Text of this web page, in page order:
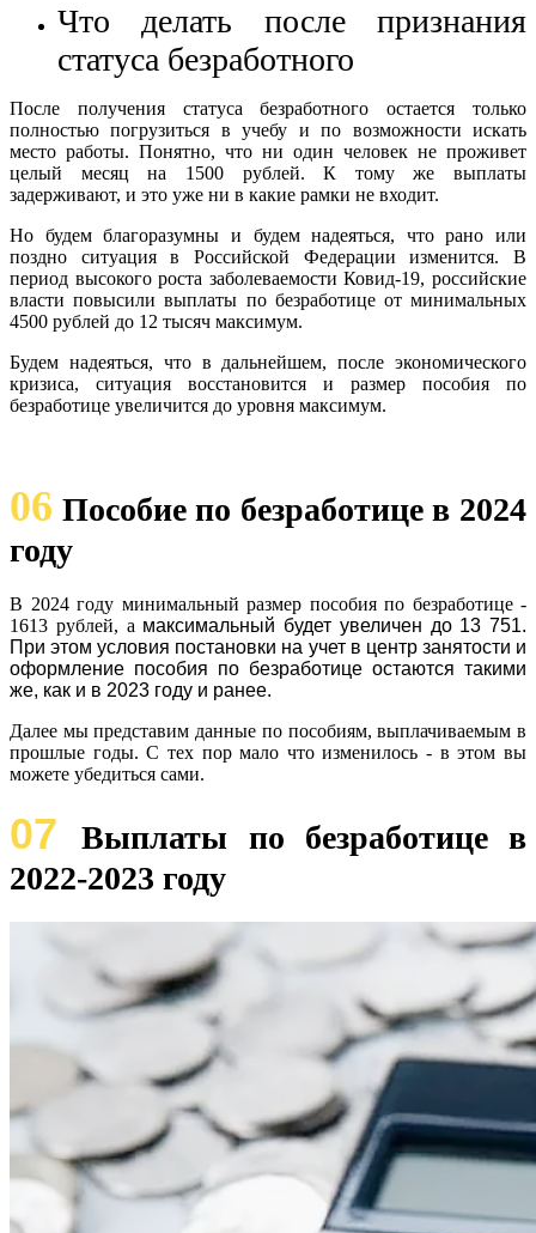
Что делать после признания
статуса безработного
После получения статуса безработного остается только
полностью погрузиться в учебу и по возможности искать
место работы. Понятно, что ни один человек не проживет
целый месяц на 1500 рублей. К тому же выплаты
задерживают, и это уже ни в какие рамки не входит.
Но будем благоразумны и будем надеяться, что рано или
поздно ситуация в Российской Федерации изменится. В
период высокого роста заболеваемости Ковид-19, российские
власти повысили выплаты по безработице от минимальных
4500 рублей до 12 тысяч максимум.
Будем надеяться, что в дальнейшем, после экономического
кризиса, ситуация восстановится и размер пособия по
безработице увеличится до уровня максимум.
06 Пособие по безработице в 2024
году
В 2024 году минимальный размер пособия по безработице -
1613 рублей, а максимальный будет увеличен до 13 751.
При этом условия постановки на учет в центр занятости и
оформление пособия по безработице остаются такими
же, как и в 2023 году и ранее.
Далее мы представим данные по пособиям, выплачиваемым в
прошлые годы. С тех пор мало что изменилось - в этом вы
можете убедиться сами.
07Выплаты по безработице в
2022-2023 году